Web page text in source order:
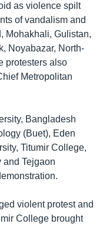
as violence spilt
of vandalism and
Mohakhali, Gulistan,
Noyabazar, North-
protesters also
Metropolitan
Bangladesh
(Buet), Eden
Titumir College,
and Tejgaon
violent protest and
College brought